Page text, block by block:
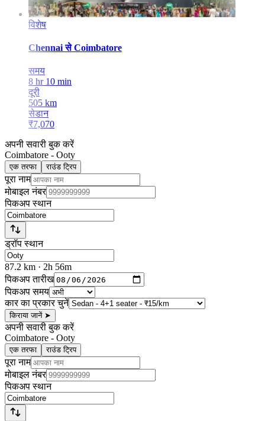
विशेष
Chennai से Coimbatore
समय
8 hr 10 min
दूरी
505 km
सेडान
₹7,070
अपनी सवारी बुक करें
Coimbatore - Ooty
एक तरफा राउंड ट्रिप
पूरा नाम
मोबाइल नंबर
पिकअप स्थान
ड्रॉप स्थान
87.2 km · 2h 56m
पिकअप तारीख
पिकअप समय
कार का प्रकार चुनें
किराया जानें➤
अपनी सवारी बुक करें
Coimbatore - Ooty
एक तरफा राउंड ट्रिप
पूरा नाम
मोबाइल नंबर
पिकअप स्थान